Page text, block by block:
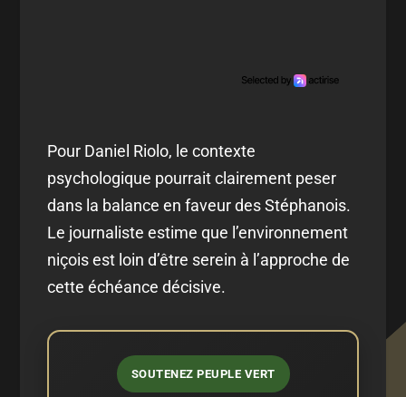
Pour Daniel Riolo, le contexte
psychologique pourrait clairement peser
dans la balance en faveur des Stéphanois.
Le journaliste estime que l’environnement
niçois est loin d’être serein à l’approche de
cette échéance décisive.
SOUTENEZ PEUPLE VERT